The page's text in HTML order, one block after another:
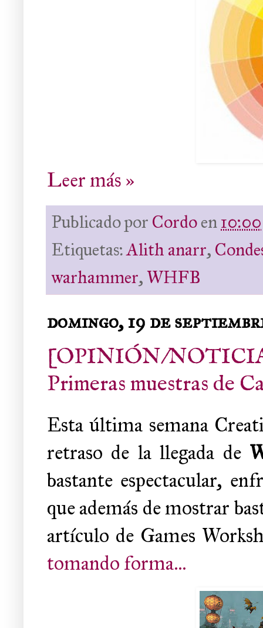
Leer más »
Publicado por Cordoen10:00
Etiquetas:Alith anarr,
warhammer,WHFB
domingo, 19 de
[OPINIÓN/
Primeras muestras de
Esta última semana
retraso de la llegada de
bastante espectacular,
que además de mostrar
artículo de Games
tomando forma...